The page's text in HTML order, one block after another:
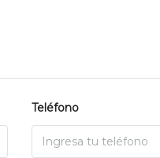
Teléfono